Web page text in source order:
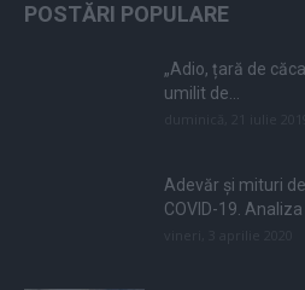
POSTĂRI POPULARE
„Adio, țară de
umilit de...
Adevăr și mituri
COVID-19. Analiza